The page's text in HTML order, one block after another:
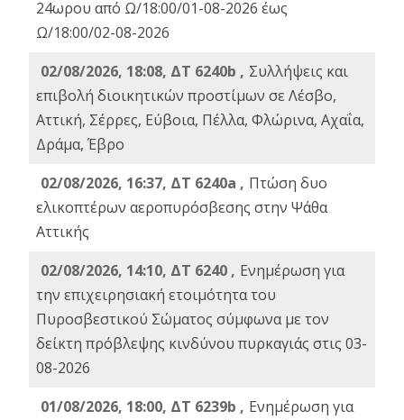
24ωρου από Ω/18:00/01-08-2026 έως
Ω/18:00/02-08-2026
02/08/2026, 18:08, ΔΤ 6240b , Συλλήψεις και
επιβολή διοικητικών προστίμων σε Λέσβο,
Αττική, Σέρρες, Εύβοια, Πέλλα, Φλώρινα, Αχαΐα,
Δράμα, Έβρο
02/08/2026, 16:37, ΔΤ 6240a , Πτώση δυο
ελικοπτέρων αεροπυρόσβεσης στην Ψάθα
Αττικής
02/08/2026, 14:10, ΔΤ 6240 , Ενημέρωση για
την επιχειρησιακή ετοιμότητα του
Πυροσβεστικού Σώματος σύμφωνα με τον
δείκτη πρόβλεψης κινδύνου πυρκαγιάς στις 03-
08-2026
01/08/2026, 18:00, ΔΤ 6239b , Ενημέρωση για